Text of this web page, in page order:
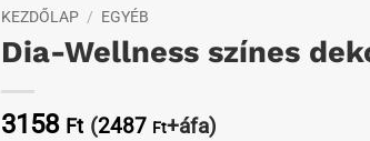
KEZDŐLAP / EGYÉB
Dia-Wellness színes
3158 Ft (2487 Ft+áfa)